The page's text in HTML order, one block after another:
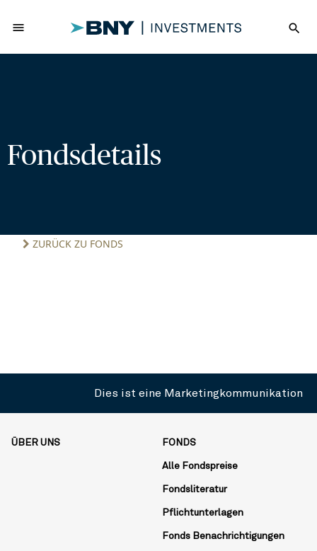
menu search
Fondsdetails
ZURÜCK ZU FONDS
Dies ist eine Marketingkommunikation
ÜBER UNS FONDS
Alle Fondspreise
Fondsliteratur
Pflichtunterlagen
Fonds Benachrichtigungen